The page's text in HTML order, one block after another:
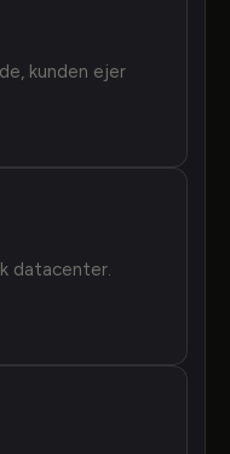
kunden ejer
datacenter.